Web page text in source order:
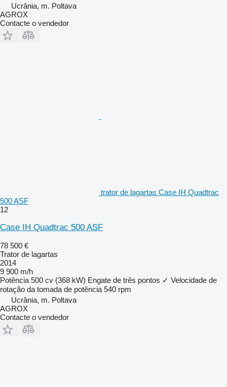
Ucrânia, m. Poltava
AGROX
Contacte o vendedor
trator de lagartas Case IH Quadtrac
500 ASF
12
Case IH Quadtrac 500 ASF
78 500 €
Trator de lagartas
2014
9 900 m/h
Potência 500 cv (368 kW) Engate de três pontos ✓ Velocidade de
rotação da tomada de potência 540 rpm
Ucrânia, m. Poltava
AGROX
Contacte o vendedor